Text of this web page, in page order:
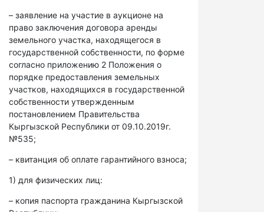
– заявление на участие в аукционе на
право заключения договора аренды
земельного участка, находящегося в
государственной собственности, по форме
согласно приложению 2 Положения о
порядке предоставления земельных
участков, находящихся в государственной
собственности утвержденным
постановлением Правительства
Кыргызской Республики от 09.10.2019г.
№535;
– квитанция об оплате гарантийного взноса;
1) для физических лиц:
– копия паспорта гражданина Кыргызской